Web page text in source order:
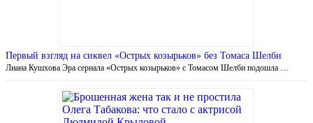
Первый взгляд на сиквел «Острых козырьков» без Томаса Шелби
Лиана Кушхова Эра сериала «Острых козырьков» с Томасом Шелби подошла …